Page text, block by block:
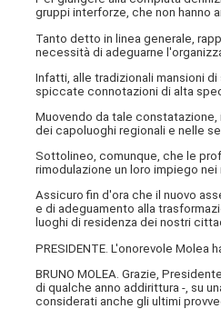
gruppi interforze, che non hanno
Tanto detto in linea generale,
necessità di adeguarne
Infatti, alle tradizionali mansioni
spiccate connotazioni di alta
Muovendo da tale
dei capoluoghi regionali e nelle
Sottolineo, comunque, che le
rimodulazione un loro impiego
Assicuro fin d'ora che il nuovo
e di adeguamento alla
luoghi di residenza dei nostri
PRESIDENTE. L'onorevole
BRUNO MOLEA. Grazie,
di qualche anno addirittura -, su
considerati anche gli ultimi